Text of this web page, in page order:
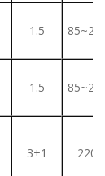
1.5
1.5
3±1 220